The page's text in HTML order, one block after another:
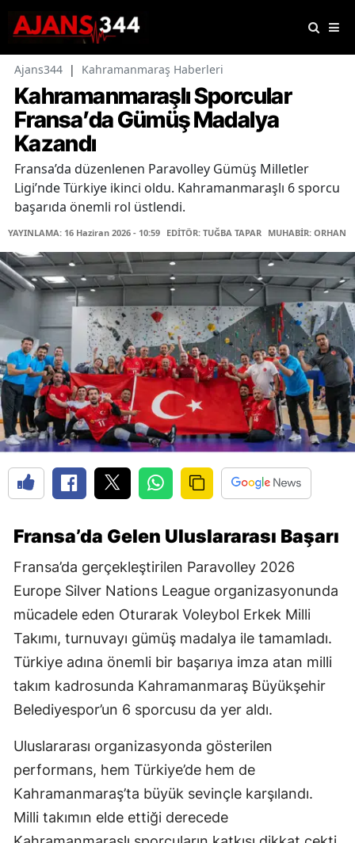
Ajans344 | Kahramanmaraş Haberleri
Kahramanmaraşlı Sporcular
Fransa’da Gümüş Madalya
Kazandı
Fransa’da düzenlenen Paravolley Gümüş Milletler
Ligi’nde Türkiye ikinci oldu. Kahramanmaraşlı 6 sporcu
başarıda önemli rol üstlendi.
YAYINLAMA: 16 Haziran 2026 - 10:59 EDİTÖR: TUĞBA TAPAR MUHABİR: ORHAN
Fransa’da Gelen Uluslararası Başarı
Fransa’da gerçekleştirilen Paravolley 2026
Europe Silver Nations League organizasyonunda
mücadele eden Oturarak Voleybol Erkek Milli
Takımı, turnuvayı gümüş madalya ile tamamladı.
Türkiye adına önemli bir başarıya imza atan milli
takım kadrosunda Kahramanmaraş Büyükşehir
Belediyespor’un 6 sporcusu da yer aldı.
Uluslararası organizasyonda gösterilen
performans, hem Türkiye’de hem de
Kahramanmaraş’ta büyük sevinçle karşılandı.
Milli takımın elde ettiği derecede